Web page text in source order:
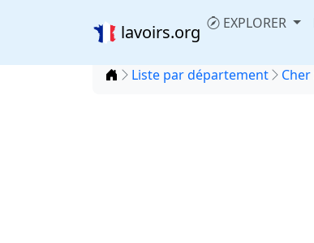
lavoirs.org EXPLORER
Accueil
Liste par département Cher